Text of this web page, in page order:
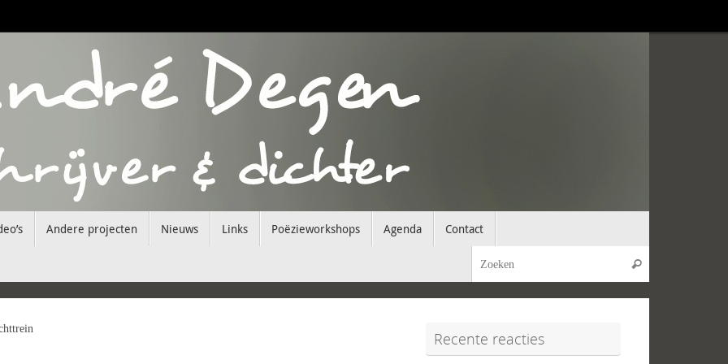
Andere projecten Nieuws Links Poëzieworkshops Agenda Contact
Zoeken
Recente reacties